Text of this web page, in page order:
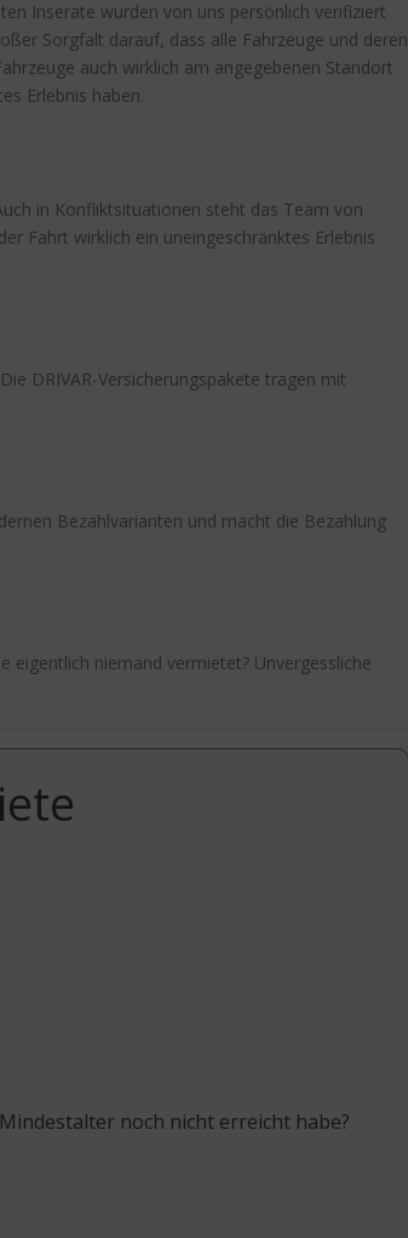
Inserate wurden von uns persönlich verifiziert
Sorgfalt darauf, dass alle Fahrzeuge und deren
auch wirklich am angegebenen Standort
Erlebnis haben.
in Konfliktsituationen steht das Team von
Fahrt wirklich ein uneingeschränktes Erlebnis
DRIVAR-Versicherungspakete tragen mit
Bezahlvarianten und macht die Bezahlung
eigentlich niemand vermietet? Unvergessliche
noch nicht erreicht habe?